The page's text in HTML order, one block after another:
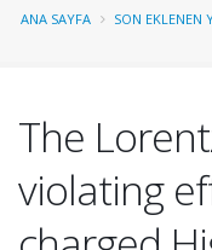
ANA SAYFA SON EKLENEN
The
violating